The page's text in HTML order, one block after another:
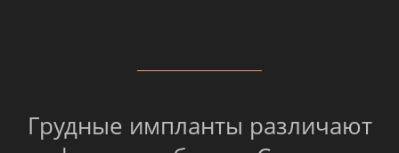
Грудные импланты различают